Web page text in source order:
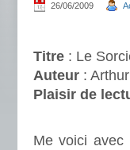
26/06/2009
Titre : Le
Auteur :
Plaisir de
Me voici